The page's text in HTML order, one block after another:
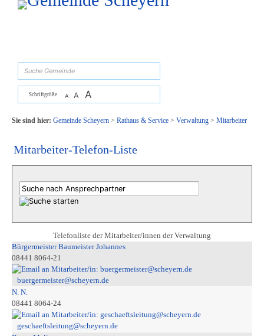
Zum Inhalt, zur Navigationoder zur Startseite springen.
Schriftgröße A A A
Sie sind hier: Gemeinde Scheyern> Rathaus & Service> Verwaltung> Mitarbeiter
Mitarbeiter-Telefon-Liste
Telefonliste der Mitarbeiter/innen der Verwaltung
Bürgermeister Baumeister Johannes
08441 8064-21
buergermeister@scheyern.de
N. N.
08441 8064-24
geschaeftsleitung@scheyern.de